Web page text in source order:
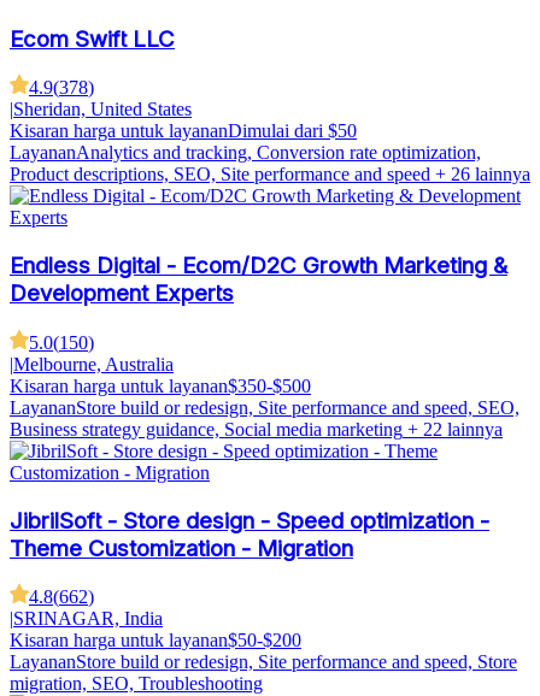
Ecom Swift LLC
4.9(378)
|Sheridan, United States
Kisaran harga untuk layananDimulai dari $50
LayananAnalytics and tracking, Conversion rate optimization,
Product descriptions, SEO, Site performance and speed + 26 lainnya
Endless Digital - Ecom/D2C Growth Marketing &
Development Experts
5.0(150)
|Melbourne, Australia
Kisaran harga untuk layanan$350-$500
LayananStore build or redesign, Site performance and speed, SEO,
Business strategy guidance, Social media marketing + 22 lainnya
JibrilSoft - Store design - Speed optimization -
Theme Customization - Migration
4.8(662)
|SRINAGAR, India
Kisaran harga untuk layanan$50-$200
LayananStore build or redesign, Site performance and speed, Store
migration, SEO, Troubleshooting